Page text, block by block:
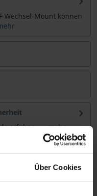
Über Cookies
Wechsel-Mount können
verfübar......mehr